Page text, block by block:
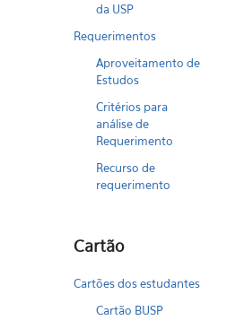
da USP
Requerimentos
Aproveitamento de
Estudos
Critérios para
análise de
Requerimento
Recurso de
requerimento
Cartão
Cartões dos estudantes
Cartão BUSP